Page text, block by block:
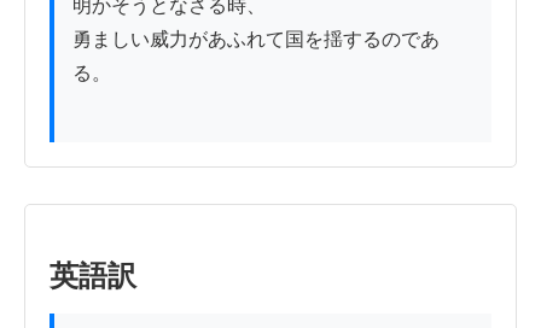
明かそうとなさる時、
勇ましい威力があふれて国を揺するのであ
る。
英語訳